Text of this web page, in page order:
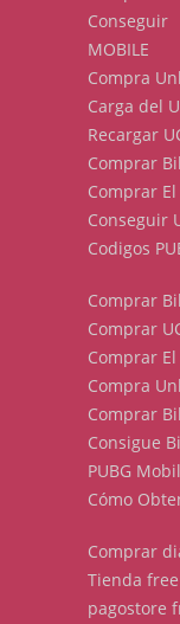
MOBILE
Compra
Carga del
Recargar
Comprar
Comprar El
Conseguir
Codigos
Comprar
Comprar
Comprar
Compra
Comprar
Consigue
PUBG
Cómo
Comprar
Tienda
pagostore